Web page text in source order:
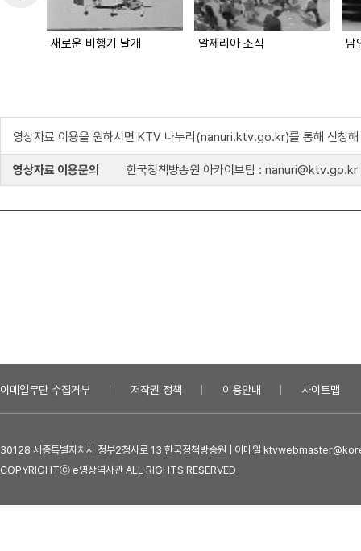
새로운 비행기 날개 알제리아 소식 남
영상자료 이용을 원하시면 KTV 나누리(nanuri.ktv.go.kr)를 통해 신청해
영상자료 이용문의 한국정책방송원 아카이브팀 : nanuri@ktv.go.kr
이메일무단 수집거부 저작권 정책 이용안내 사이트맵
30128 세종특별자치시 정부2청사로 13 한국정책방송원 | 이메일
COPYRIGHTⓒ e영상역사관 ALL RIGHTS RESERVED